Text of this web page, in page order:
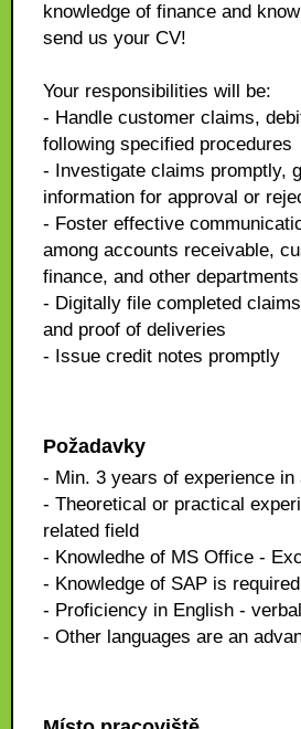
knowledge of finance and
send us your CV!
Your responsibilities will be:
- Handle customer claims,
following specified procedures
- Investigate claims promptly,
information for approval or
- Foster effective
among accounts receivable,
finance, and other departments
- Digitally file completed
and proof of deliveries
- Issue credit notes promptly
Požadavky
- Min. 3 years of experience
- Theoretical or practical
related field
- Knowledhe of MS Office -
- Knowledge of SAP is required
- Proficiency in English -
- Other languages are an